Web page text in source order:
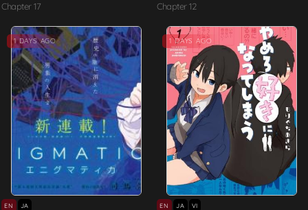
Chapter 17 Chapter 12
1 DAYS AGO
EN JA
1 DAYS AGO
EN JA VI